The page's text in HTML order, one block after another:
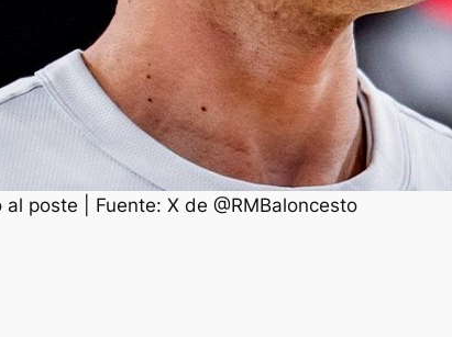
poste | Fuente: X de @RMBaloncesto